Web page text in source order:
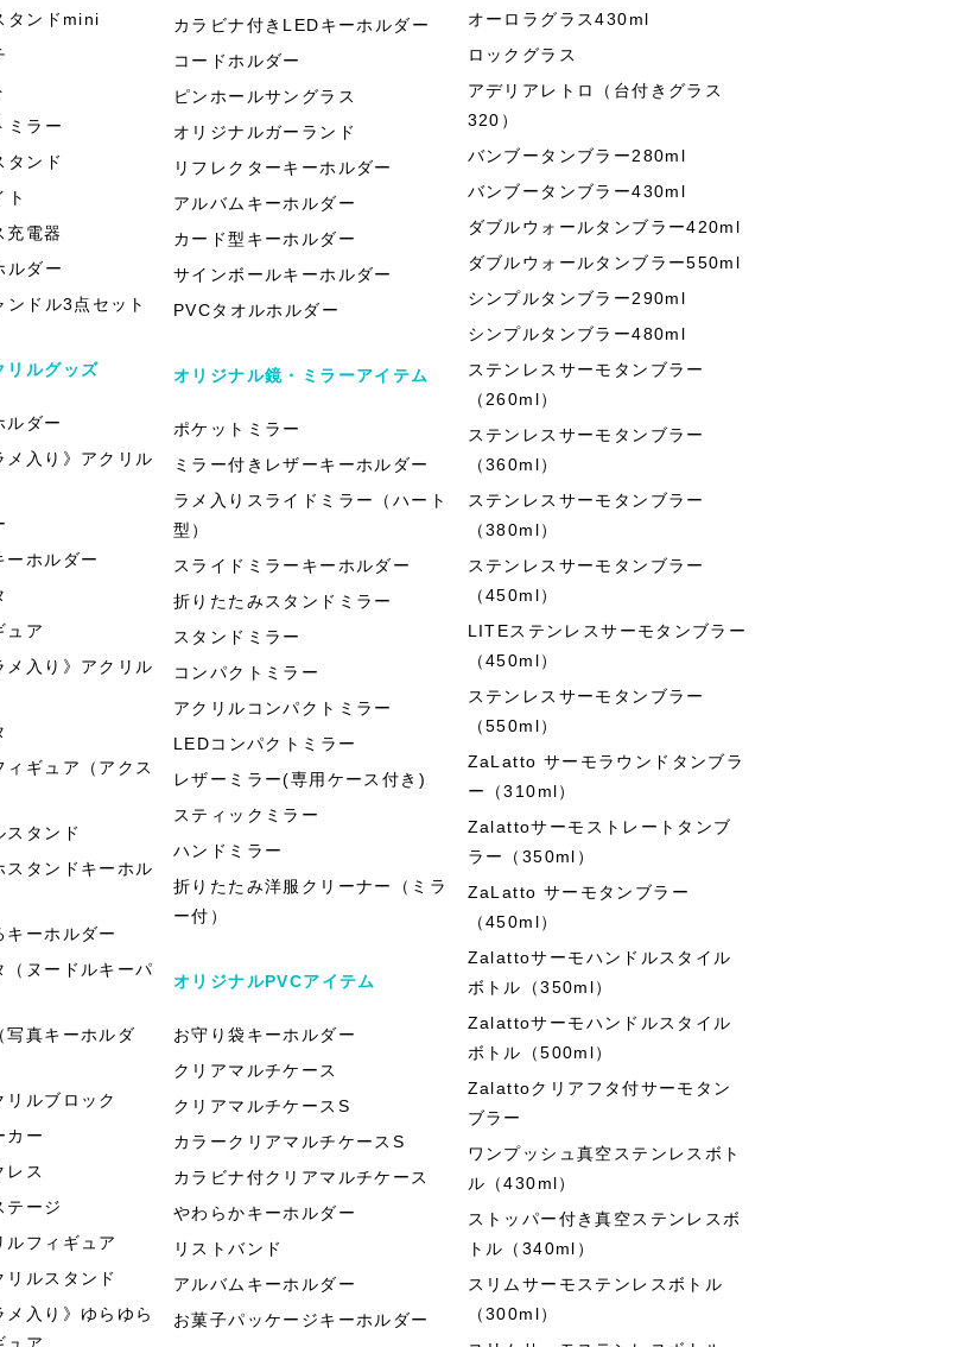
タンドmini
ミラー
タンド
ト
充電器
ルダー
ンドル3点セット
リルグッズ
ルダー
メ入り》アクリル
ーホルダー
ュア
メ入り》アクリル
ィギュア（アクス
スタンド
スタンドキーホル
キーホルダー
（ヌードルキーパ
写真キーホルダ
リルブロック
カー
レス
テージ
ルフィギュア
リルスタンド
メ入り》ゆらゆら
ュア
カラビナ付きLEDキーホルダー
コードホルダー
ピンホールサングラス
オリジナルガーランド
リフレクターキーホルダー
アルバムキーホルダー
カード型キーホルダー
サインボールキーホルダー
PVCタオルホルダー
オリジナル鏡・ミラーアイテム
ポケットミラー
ミラー付きレザーキーホルダー
ラメ入りスライドミラー（ハート
型）
スライドミラーキーホルダー
折りたたみスタンドミラー
スタンドミラー
コンパクトミラー
アクリルコンパクトミラー
LEDコンパクトミラー
レザーミラー(専用ケース付き)
スティックミラー
ハンドミラー
折りたたみ洋服クリーナー（ミラ
ー付）
オリジナルPVCアイテム
お守り袋キーホルダー
クリアマルチケース
クリアマルチケースS
カラークリアマルチケースS
カラビナ付クリアマルチケース
やわらかキーホルダー
リストバンド
アルバムキーホルダー
お菓子パッケージキーホルダー
オーロラグラス430ml
ロックグラス
アデリアレトロ（台付きグラス
320）
バンブータンブラー280ml
バンブータンブラー430ml
ダブルウォールタンブラー420ml
ダブルウォールタンブラー550ml
シンプルタンブラー290ml
シンプルタンブラー480ml
ステンレスサーモタンブラー
（260ml）
ステンレスサーモタンブラー
（360ml）
ステンレスサーモタンブラー
（380ml）
ステンレスサーモタンブラー
（450ml）
LITEステンレスサーモタンブラー
（450ml）
ステンレスサーモタンブラー
（550ml）
ZaLatto サーモラウンドタンブラ
ー（310ml）
Zalattoサーモストレートタンブ
ラー（350ml）
ZaLatto サーモタンブラー
（450ml）
Zalattoサーモハンドルスタイル
ボトル（350ml）
Zalattoサーモハンドルスタイル
ボトル（500ml）
Zalattoクリアフタ付サーモタン
ブラー
ワンプッシュ真空ステンレスボト
ル（430ml）
ストッパー付き真空ステンレスボ
トル（340ml）
スリムサーモステンレスボトル
（300ml）